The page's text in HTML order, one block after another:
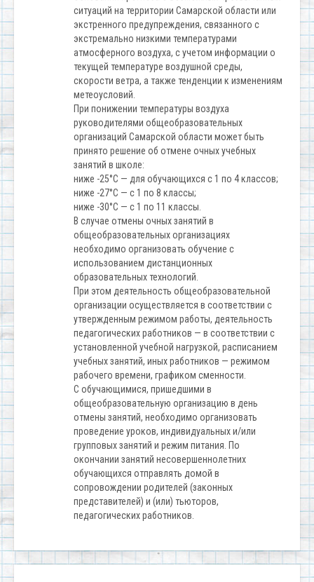
ситуаций на территории Самарской области или
экстренного предупреждения, связанного с
экстремально низкими температурами
атмосферного воздуха, с учетом информации о
текущей температуре воздушной среды,
скорости ветра, а также тенденции к изменениям
метеоусловий.
При понижении температуры воздуха
руководителями общеобразовательных
организаций Самарской области может быть
принято решение об отмене очных учебных
занятий в школе:
ниже -25°С — для обучающихся с 1 по 4 классов;
ниже -27°С — с 1 по 8 классы;
ниже -30°С — с 1 по 11 классы.
В случае отмены очных занятий в
общеобразовательных организациях
необходимо организовать обучение с
использованием дистанционных
образовательных технологий.
При этом деятельность общеобразовательной
организации осуществляется в соответствии с
утвержденным режимом работы, деятельность
педагогических работников — в соответствии с
установленной учебной нагрузкой, расписанием
учебных занятий, иных работников — режимом
рабочего времени, графиком сменности.
С обучающимися, пришедшими в
общеобразовательную организацию в день
отмены занятий, необходимо организовать
проведение уроков, индивидуальных и/или
групповых занятий и режим питания. По
окончании занятий несовершеннолетних
обучающихся отправлять домой в
сопровождении родителей (законных
представителей) и (или) тьюторов,
педагогических работников.